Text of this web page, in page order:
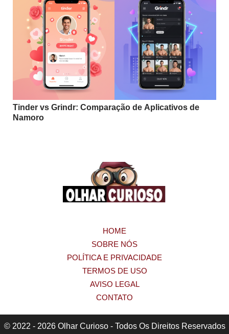
Tinder vs Grindr: Comparação de Aplicativos de
Namoro
HOME
SOBRE NÓS
POLÍTICA E PRIVACIDADE
TERMOS DE USO
AVISO LEGAL
CONTATO
© 2022 - 2026 Olhar Curioso - Todos Os Direitos Reservados